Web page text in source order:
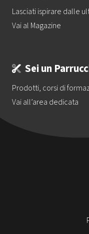
Lasciati ispirare dalle
Vai al Magazine
Sei un
Prodotti, corsi di
Vai all’area dedicata